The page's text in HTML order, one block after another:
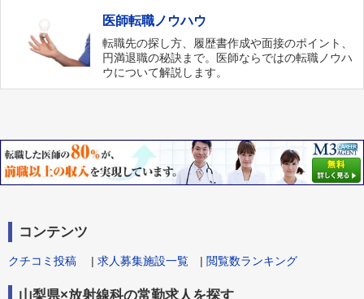
医師転職ノウハウ
転職先の探し方、履歴書作成や面接のポイント、
円満退職の秘訣まで。医師ならではの転職ノウハ
ウについて解説します。
コンテンツ
クチコミ投稿 | 求人募集施設一覧 | 閲覧数ランキング
山梨県×放射線科の常勤求人を探す